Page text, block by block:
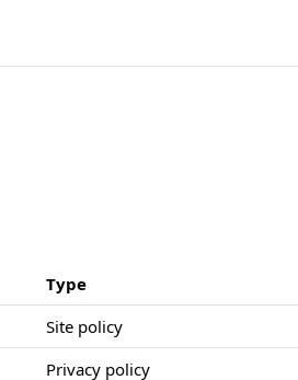
Type
Site policy
Privacy policy